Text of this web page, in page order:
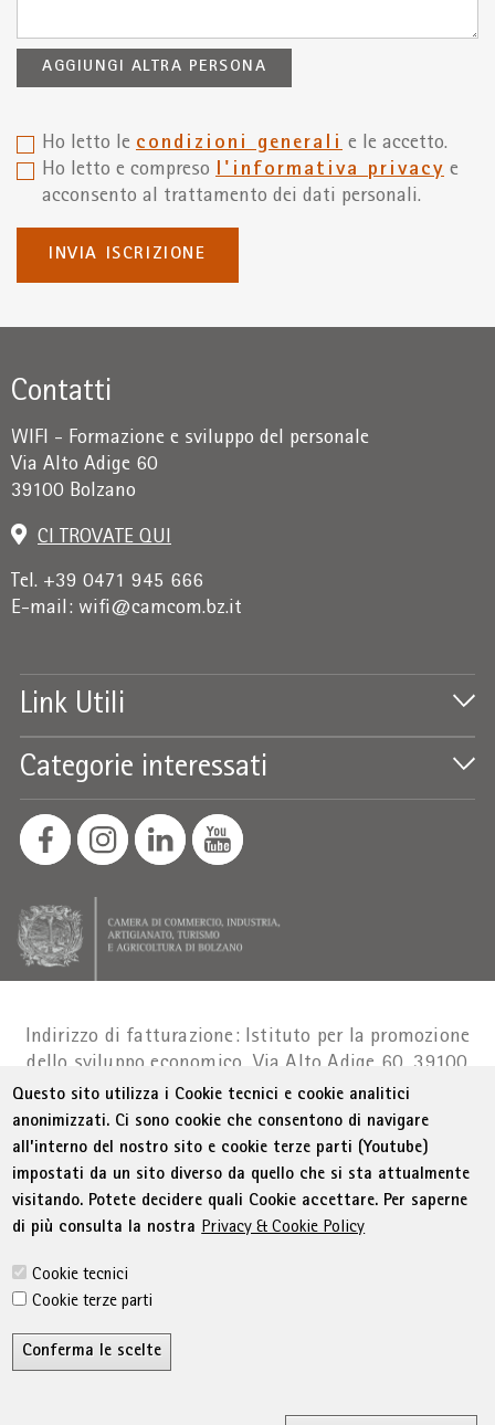
AGGIUNGI ALTRA PERSONA
Ho letto le condizioni generali e le accetto.
Ho letto e compreso l'informativa privacy e
acconsento al trattamento dei dati personali.
INVIA ISCRIZIONE
Contatti
WIFI - Formazione e sviluppo del personale
Via Alto Adige 60
39100 Bolzano
CI TROVATE QUI
Tel. +39 0471 945 666
E-mail: wifi@camcom.bz.it
Link Utili
Categorie interessati
Indirizzo di fatturazione: Istituto per la promozione
dello sviluppo economico, Via Alto Adige 60, 39100
BolzanoPart. IVA 01716880214|administration-
as@bz.legalmail.camcom.it
Menu Footer
© WIFI Colophon Privacy
Condizioni generali
Dichiarazione sull'accessibilità
Sitemap
Amministrazione trasparente
Cookie Policy
Questo sito utilizza i Cookie tecnici e cookie analitici
anonimizzati. Ci sono cookie che consentono di navigare
all’interno del nostro sito e cookie terze parti (Youtube)
impostati da un sito diverso da quello che si sta attualmente
visitando. Potete decidere quali Cookie accettare. Per saperne
di più consulta la nostra Privacy & Cookie Policy
Cookie tecnici
Cookie terze parti
Conferma le scelte